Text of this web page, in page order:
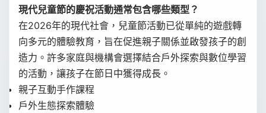
現代兒童節的慶祝活動通常包含哪些類型？
在2026年的現代社會，兒童節活動已從單純的遊戲轉
向多元的體驗教育，旨在促進親子關係並啟發孩子的創
造力。許多家庭與機構會選擇結合戶外探索與數位學習
的活動，讓孩子在節日中獲得成長。
親子互動手作課程
戶外生態探索體驗